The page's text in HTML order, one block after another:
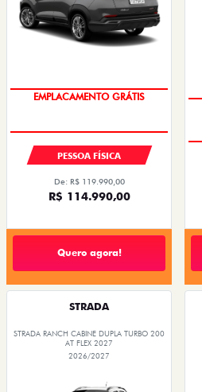
OPORTUNIDADE
PESSOA FÍSICA
De: R$ 119.990,00
R$ 114.990,00
Quero agora!
STRADA
STRADA RANCH CABINE DUPLA TURBO 200
AT FLEX 2027
2026/2027